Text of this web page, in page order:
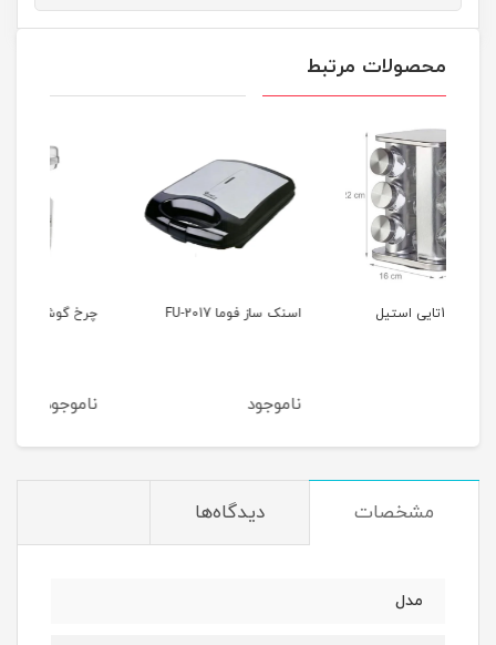
محصولات مرتبط
اسنک ساز فوما FU-2017 چرخ گوشت فوما FA-919
مشخصات دیدگاه‌ها
مدل